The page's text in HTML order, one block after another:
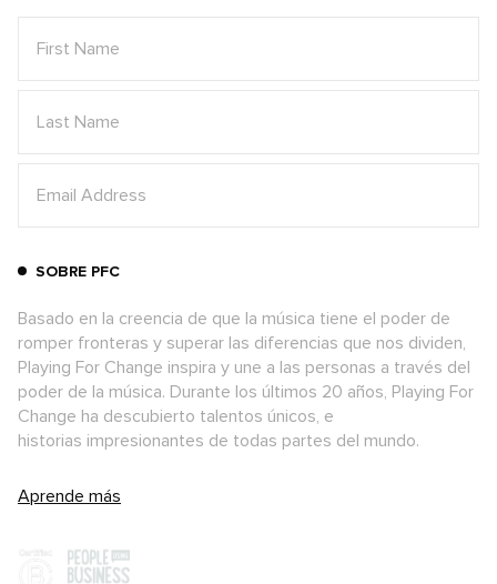
SOBRE PFC
Basado en la creencia de que la música tiene el poder de
romper fronteras y superar las diferencias que nos dividen,
Playing For Change inspira y une a las personas a través del
poder de la música. Durante los últimos 20 años, Playing For
Change ha descubierto talentos únicos, e
historias impresionantes de todas partes del mundo.
Aprende más